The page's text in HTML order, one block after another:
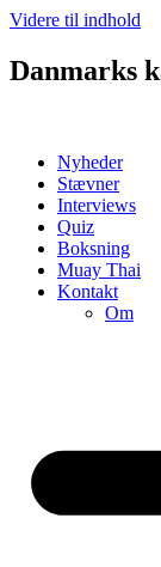
Videre til indhold
Danmarks
Nyheder
Stævner
Interviews
Quiz
Boksning
Muay Thai
Kontakt
Om